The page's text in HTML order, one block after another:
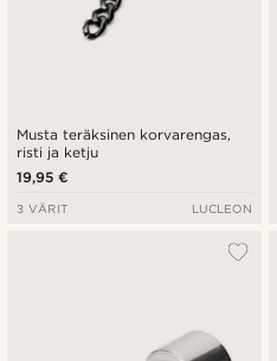
Musta teräksinen korvarengas,
risti ja ketju
19,95 €
3 VÄRIT LUCLEON